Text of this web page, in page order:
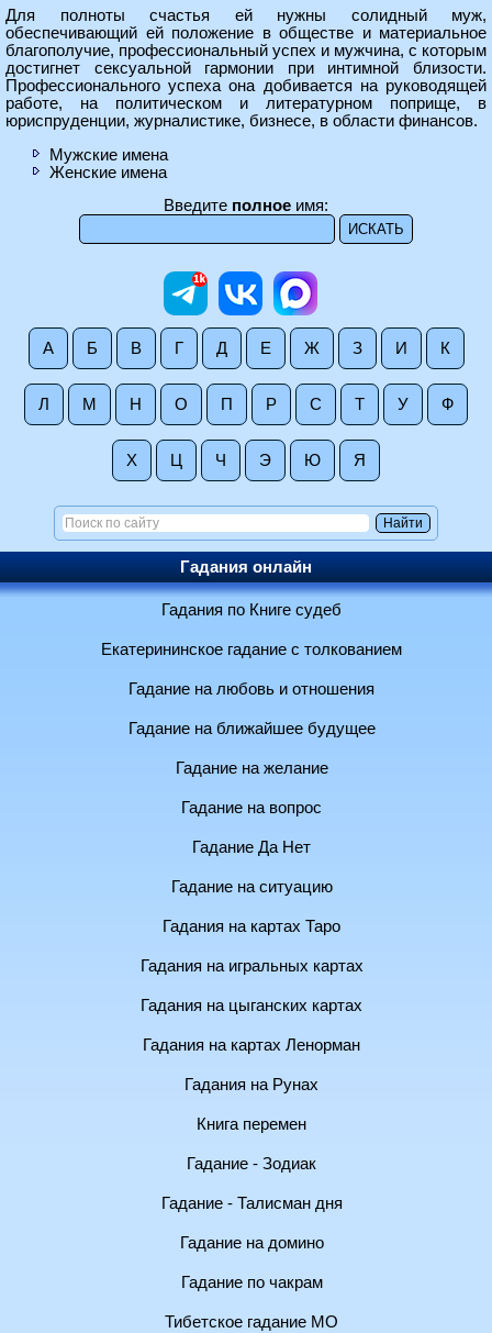
Для полноты счастья ей нужны солидный муж,
обеспечивающий ей положение в обществе и материальное
благополучие, профессиональный успех и мужчина, с которым
достигнет сексуальной гармонии при интимной близости.
Профессионального успеха она добивается на руководящей
работе, на политическом и литературном поприще, в
юриспруденции, журналистике, бизнесе, в области финансов.
Мужские имена
Женские имена
Введите полное имя:
А Б В Г Д Е Ж З И К
Л М Н О П Р С Т У Ф
Х Ц Ч Э Ю Я
Гадания онлайн
Гадания по Книге судеб
Екатерининское гадание с толкованием
Гадание на любовь и отношения
Гадание на ближайшее будущее
Гадание на желание
Гадание на вопрос
Гадание Да Нет
Гадание на ситуацию
Гадания на картах Таро
Гадания на игральных картах
Гадания на цыганских картах
Гадания на картах Ленорман
Гадания на Рунах
Книга перемен
Гадание - Зодиак
Гадание - Талисман дня
Гадание на домино
Гадание по чакрам
Тибетское гадание МО